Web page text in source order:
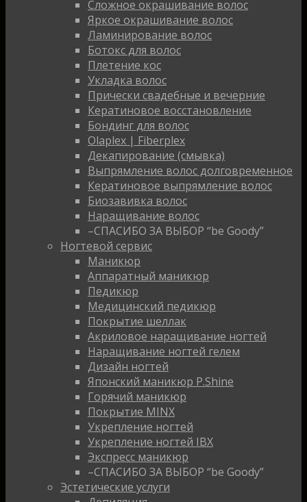
Сложное окрашивание волос
Яркое окрашивание волос
Ламинирование волос
Ботокс для волос
Плетение кос
Укладка волос
Прически свадебные и вечерние
Кератиновое восстановление
Бондинг для волос
Olaplex | Fiberplex
Декапирование (смывка)
Выпрямление волос долговременное
Кератиновое выпрямление волос
Биозавивка волос
Наращивание волос
–СПАСИБО ЗА ВЫБОР “be Goody”
Ногтевой сервис
Маникюр
Аппаратный маникюр
Педикюр
Медицинский педикюр
Покрытие шеллак
Акриловое наращивание ногтей
Наращивание ногтей гелем
Дизайн ногтей
Японский маникюр P.Shine
Горячий маникюр
Покрытие MINX
Укрепление ногтей
Укрепление ногтей IBX
Экспресс маникюр
–СПАСИБО ЗА ВЫБОР “be Goody”
Эстетические услуги